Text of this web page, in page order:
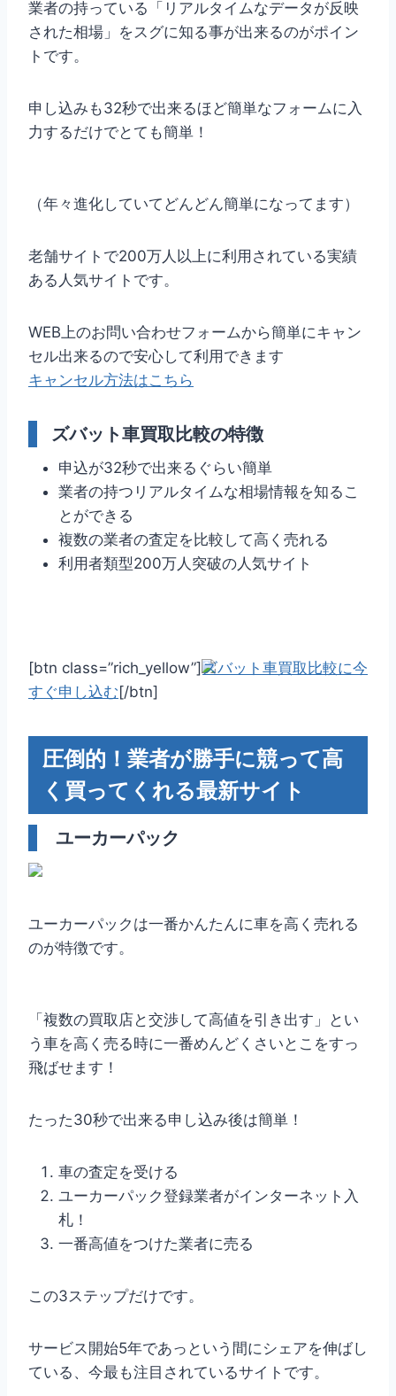
業者の持っている「リアルタイムなデータが反映
された相場」をスグに知る事が出来るのがポイン
トです。
申し込みも32秒で出来るほど簡単なフォームに入
力するだけでとても簡単！
（年々進化していてどんどん簡単になってます）
老舗サイトで200万人以上に利用されている実績
ある人気サイトです。
WEB上のお問い合わせフォームから簡単にキャン
セル出来るので安心して利用できます
キャンセル方法はこちら
ズバット車買取比較の特徴
申込が32秒で出来るぐらい簡単
業者の持つリアルタイムな相場情報を知るこ
とができる
複数の業者の査定を比較して高く売れる
利用者類型200万人突破の人気サイト
[btn class=”rich_yellow”]ズバット車買取比較に今
すぐ申し込む[/btn]
圧倒的！業者が勝手に競って高
く買ってくれる最新サイト
ユーカーパック
ユーカーパックは一番かんたんに車を高く売れる
のが特徴です。
「複数の買取店と交渉して高値を引き出す」とい
う車を高く売る時に一番めんどくさいとこをすっ
飛ばせます！
たった30秒で出来る申し込み後は簡単！
車の査定を受ける
ユーカーパック登録業者がインターネット入
札！
一番高値をつけた業者に売る
この3ステップだけです。
サービス開始5年であっという間にシェアを伸ばし
ている、今最も注目されているサイトです。